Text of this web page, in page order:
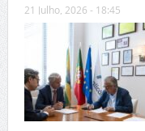
21 Julho, 2026 - 18:45